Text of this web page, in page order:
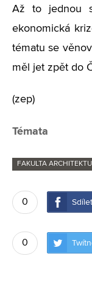
Až to jednou
ekonomická
tématu se
měl jet zpět do
(zep)
Témata
FAKULTA
0
0